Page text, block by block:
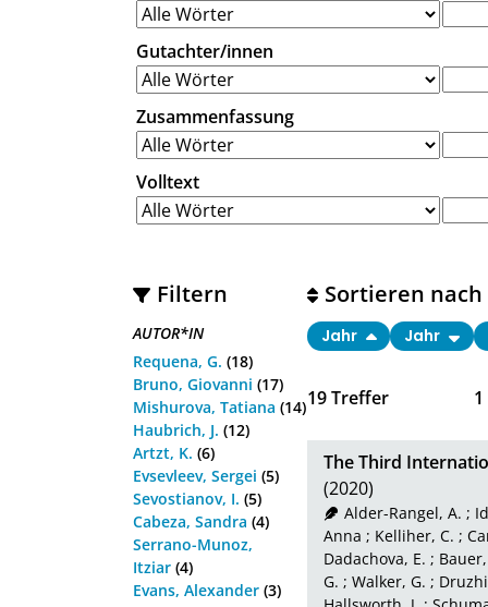
Gutachter/innen
Zusammenfassung
Volltext
Filtern
AUTOR*IN
Requena, G. (18)
Bruno, Giovanni (17)
Mishurova, Tatiana (14)
Haubrich, J. (12)
Artzt, K. (6)
Evsevleev, Sergei (5)
Sevostianov, I. (5)
Cabeza, Sandra (4)
Serrano-Munoz,
Itziar (4)
Evans, Alexander (3)
19Treffer 1
Sortieren nach
Jahr Jahr
The Third
(2020)
Alder-Rangel, A. ;
Anna ; Kelliher, C. ;
Dadachova, E. ;
G. ; Walker, G. ;